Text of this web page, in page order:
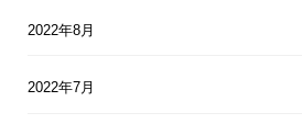
2022年8月
2022年7月